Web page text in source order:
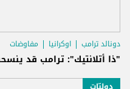
دونالد ترامب اوكرانيا مفاوضات
"ذا أتلانتيك": ترامب قد